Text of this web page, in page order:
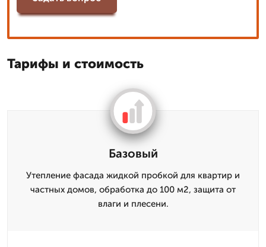
Тарифы и стоимость
Базовый
Утепление фасада жидкой пробкой для квартир и
частных домов, обработка до 100 м2, защита от
влаги и плесени.